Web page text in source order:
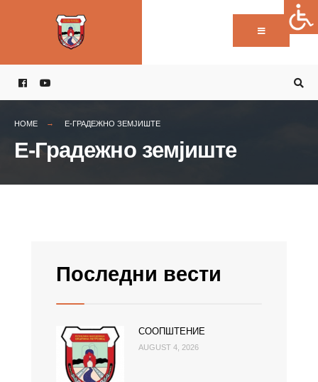
HOME Е-ГРАДЕЖНО ЗЕМЈИШТЕ
Е-Градежно земјиште
Последни вести
СООПШТЕНИЕ
AUGUST 4, 2026